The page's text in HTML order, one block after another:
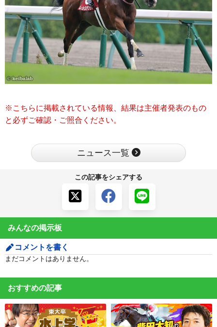
※こちらに掲載されている情報、結果は主催者発表のもの
と必ずご確認・ご照合ください。
ニュース一覧
この記事をシェアする
みんなの掲示板
コメントを書く
まだコメントはありません。
おすすめの記事